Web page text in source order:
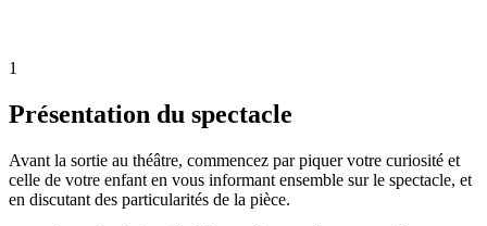
1
Présentation du spectacle
Avant la sortie au théâtre, commencez par piquer votre curiosité et
celle de votre enfant en vous informant ensemble sur le spectacle, et
en discutant des particularités de la pièce.